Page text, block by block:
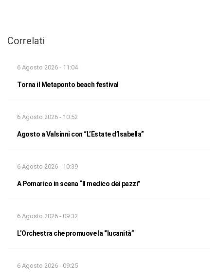
Correlati
6 Agosto 2026 - 11:04
Torna il Metaponto beach festival
6 Agosto 2026 - 10:52
Agosto a Valsinni con “L’Estate d’Isabella”
6 Agosto 2026 - 10:39
A Pomarico in scena “Il medico dei pazzi”
6 Agosto 2026 - 09:32
L’Orchestra che promuove la “lucanità”
6 Agosto 2026 - 09:25